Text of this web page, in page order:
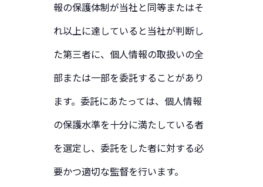
報の保護体制が当社と同等またはそ
れ以上に達していると当社が判断し
た第三者に、個人情報の取扱いの全
部または一部を委託することがあり
ます。委託にあたっては、個人情報
の保護水準を十分に満たしている者
を選定し、委託をした者に対する必
要かつ適切な監督を行います。